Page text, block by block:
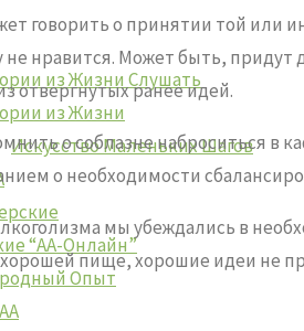
из Жизни Слушать
из Жизни
Искусство Маленьких Шагов
“АА-Онлайн”
Опыт
говорить о принятии той или
нравится. Может быть, придут
отвергнутых ранее идей.
о соблазне наброситься в
о необходимости
мы убеждались в
пище, хорошие идеи не